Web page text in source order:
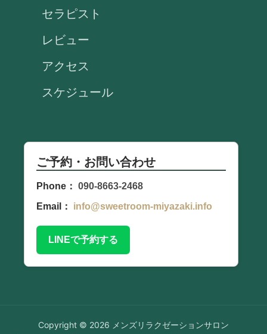
セラピスト
レビュー
アクセス
スケジュール
ご予約・お問い合わせ
Phone： 090-8663-2468
Email：
info@sweetroom-miyazaki.info
LINEで予約する
Copyright © 2026 メンズリラクゼーションサロン